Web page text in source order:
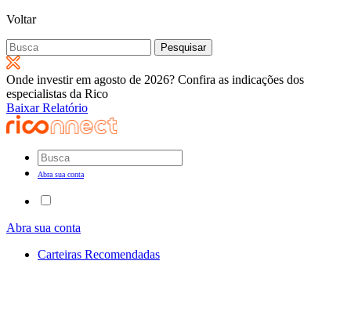
Voltar
Pesquisar
por:
Onde investir em agosto de 2026? Confira as indicações dos
especialistas da Rico
Baixar Relatório
Abra sua conta
Abra sua conta
Carteiras Recomendadas